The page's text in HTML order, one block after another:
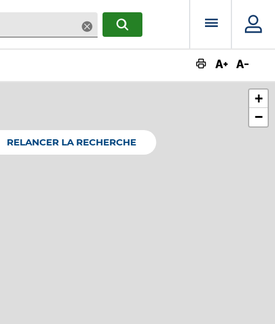
SupprimerRECHERCHERMenu
+
−
RELANCER LA RECHERCHE